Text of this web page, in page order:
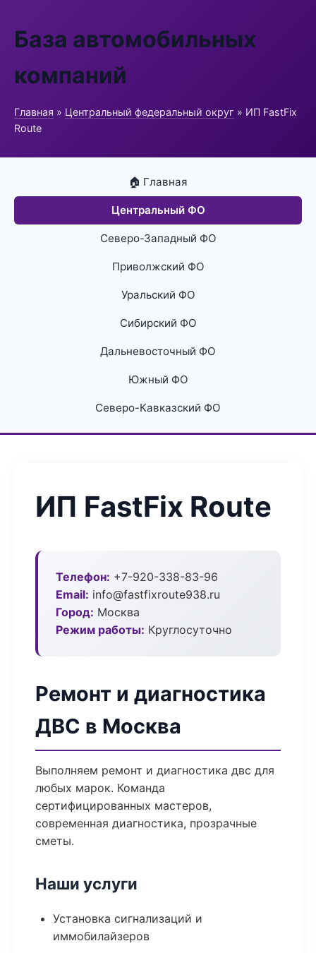
База автомобильных
компаний
Главная » Центральный федеральный округ » ИП FastFix
Route
🏠 Главная
Центральный ФО
Северо-Западный ФО
Приволжский ФО
Уральский ФО
Сибирский ФО
Дальневосточный ФО
Южный ФО
Северо-Кавказский ФО
ИП FastFix Route
Телефон: +7-920-338-83-96
Email: info@fastfixroute938.ru
Город: Москва
Режим работы: Круглосуточно
Ремонт и диагностика
ДВС в Москва
Выполняем ремонт и диагностика двс для
любых марок. Команда
сертифицированных мастеров,
современная диагностика, прозрачные
сметы.
Наши услуги
Установка сигнализаций и
иммобилайзеров